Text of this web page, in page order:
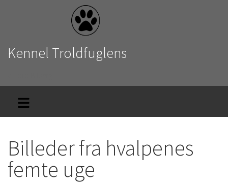
Kennel Troldfuglens
Billeder fra hvalpenes
femte uge